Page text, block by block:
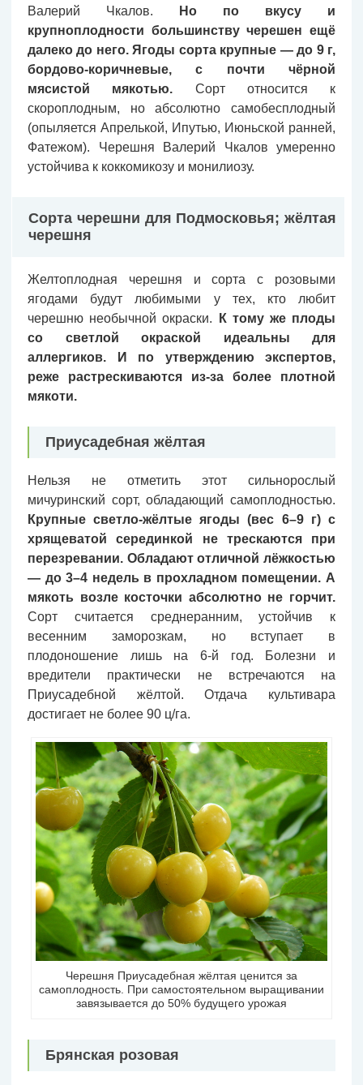
Валерий Чкалов.
Но по вкусу и
крупноплодности большинству черешен ещё
далеко до него. Ягоды сорта крупные — до 9 г,
бордово-коричневые, с почти чёрной
мясистой мякотью. Сорт относится к
скороплодным, но абсолютно самобесплодный
(опыляется Апрелькой, Ипутью, Июньской ранней,
Фатежом). Черешня Валерий Чкалов умеренно
устойчива к коккомикозу и монилиозу.
Сорта черешни для Подмосковья; жёлтая
черешня
Желтоплодная черешня и сорта с розовыми
ягодами будут любимыми у тех, кто любит
черешню необычной окраски.
К тому же плоды
со светлой окраской идеальны для
аллергиков. И по утверждению экспертов,
реже растрескиваются из-за более плотной
мякоти.
Приусадебная жёлтая
Нельзя не отметить этот сильнорослый
мичуринский сорт, обладающий самоплодностью.
Крупные светло-жёлтые ягоды (вес 6–9 г) с
хрящеватой серединкой не трескаются при
перезревании. Обладают отличной лёжкостью
— до 3–4 недель в прохладном помещении. А
мякоть возле косточки абсолютно не горчит.
Сорт считается среднеранним, устойчив к
весенним заморозкам, но вступает в
плодоношение лишь на 6-й год. Болезни и
вредители практически не встречаются на
Приусадебной жёлтой. Отдача культивара
достигает не более 90 ц/га.
Черешня Приусадебная жёлтая ценится за
самоплодность. При самостоятельном выращивании
завязывается до 50% будущего урожая
Брянская розовая